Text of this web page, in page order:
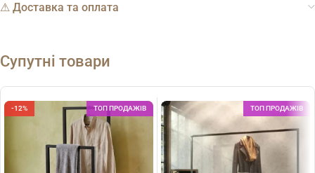
⚠︎ Доставка та оплата
Супутні товари
-12% ТОП ПРОДАЖІВ ТОП ПРОДАЖІВ